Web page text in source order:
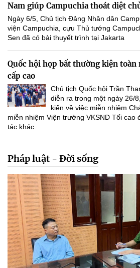
Nam giúp Campuchia thoát diệt
Ngày 6/5, Chủ tịch Đảng Nhân dân
viện Campuchia, cựu Thủ tướng
Sen đã có bài thuyết trình tại Jakarta
Quốc hội họp bất thường kiện
cấp cao
Chủ tịch Quốc hội Trần
diễn ra trong một ngày 26/
kiến về việc miễn nhiệm
miễn nhiệm Viện trưởng VKSND Tối cao
tác khác.
Pháp luật - Đời sống